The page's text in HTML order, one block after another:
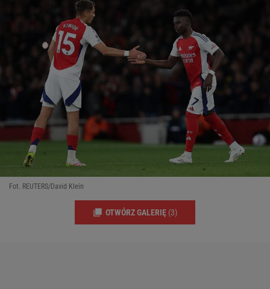
Fot. REUTERS/David Klein
OTWÓRZ GALERIĘ (3)